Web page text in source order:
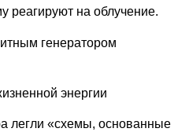
реагируют на облучение.
генератором
энергии
легли «схемы, основанные